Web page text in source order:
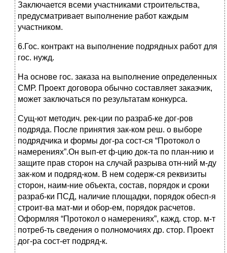
Заключается всеми участниками строительства,
предусматривает выполнение работ каждым
участником.
6.Гос. контракт на выполнение подрядных работ для
гос. нужд.
На основе гос. заказа на выполнение определенных
СМР. Проект договора обычно составляет заказчик,
может заключаться по результатам конкурса.
Сущ-ют методич. рек-ции по разраб-ке дог-ров
подряда. После принятия зак-ком реш. о выборе
подрядчика и формы дог-ра сост-ся “Протокол о
намерениях”.Он вып-ет ф-цию док-та по план-нию и
защите прав сторон на случай разрыва отн-ний м-ду
зак-ком и подряд-ком. В нем содерж-ся реквизиты
сторон, наим-ние объекта, состав, порядок и сроки
разраб-ки ПСД, наличие площадки, порядок обесп-я
строит-ва мат-ми и обор-ем, порядок расчетов.
Оформляя “Протокол о намерениях”, кажд. стор. м-т
потреб-ть сведения о полномочиях др. стор. Проект
дог-ра сост-ет подряд-к.